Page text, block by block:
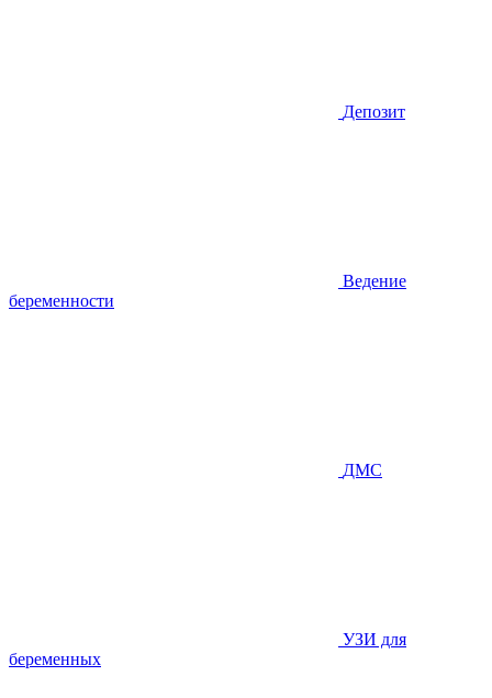
Депозит
Ведение
беременности
ДМС
УЗИ для
беременных